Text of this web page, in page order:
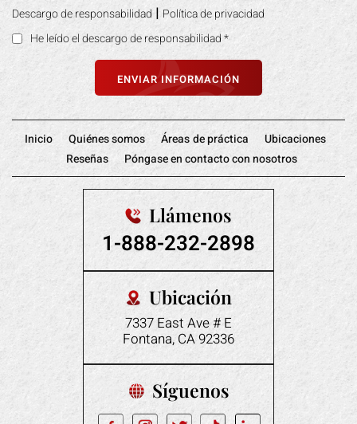
Descargo de responsabilidad | Política de privacidad
He leído el descargo de responsabilidad*
Inicio Quiénes somos Áreas de práctica
Ubicaciones
Reseñas
Póngase en contacto con nosotros
Llámenos
1-888-232-2898
Ubicación
7337 East Ave # E
Fontana, CA 92336
Síguenos